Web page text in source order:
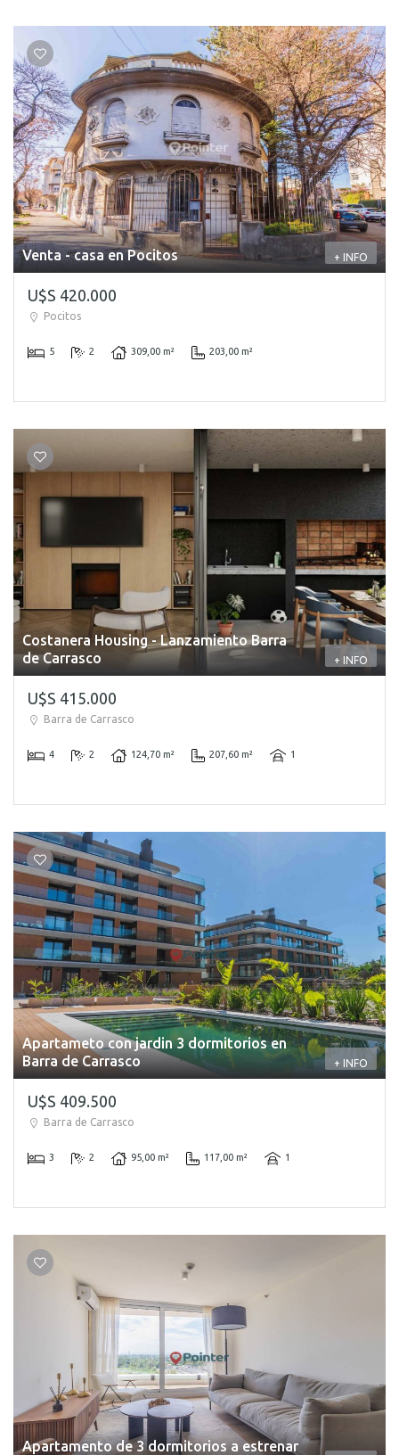
Venta - casa en Pocitos + INFO
U$S 420.000
Pocitos
5 2 309,00 m² 203,00 m²
Costanera Housing - Lanzamiento Barra
de Carrasco
+ INFO
U$S 415.000
Barra de Carrasco
4 2 124,70 m² 207,60 m² 1
Apartameto con jardin 3 dormitorios en
Barra de Carrasco
+ INFO
U$S 409.500
Barra de Carrasco
3 2 95,00 m² 117,00 m² 1
Apartamento de 3 dormitorios a estrenar